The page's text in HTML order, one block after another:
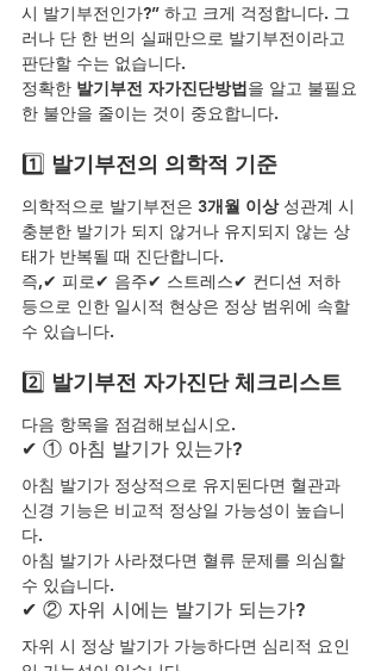
시 발기부전인가?” 하고 크게 걱정합니다. 그
러나 단 한 번의 실패만으로 발기부전이라고
판단할 수는 없습니다.
정확한 발기부전 자가진단방법을 알고 불필요
한 불안을 줄이는 것이 중요합니다.
1️⃣ 발기부전의 의학적 기준
의학적으로 발기부전은 3개월 이상 성관계 시
충분한 발기가 되지 않거나 유지되지 않는 상
태가 반복될 때 진단합니다.
즉,✔ 피로✔ 음주✔ 스트레스✔ 컨디션 저하
등으로 인한 일시적 현상은 정상 범위에 속할
수 있습니다.
2️⃣ 발기부전 자가진단 체크리스트
다음 항목을 점검해보십시오.
✔ ① 아침 발기가 있는가?
아침 발기가 정상적으로 유지된다면 혈관과
신경 기능은 비교적 정상일 가능성이 높습니
다.
아침 발기가 사라졌다면 혈류 문제를 의심할
수 있습니다.
✔ ② 자위 시에는 발기가 되는가?
자위 시 정상 발기가 가능하다면 심리적 요인